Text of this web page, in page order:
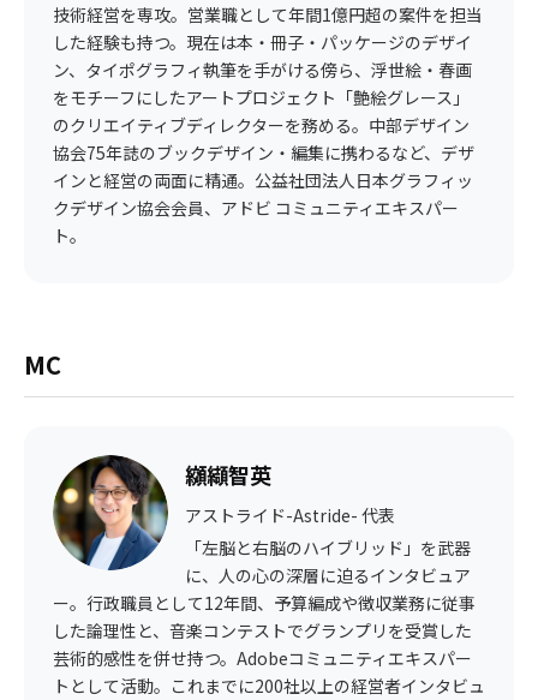
技術経営を専攻。営業職として年間1億円超の案件を担当
した経験も持つ。現在は本・冊子・パッケージのデザイ
ン、タイポグラフィ執筆を手がける傍ら、浮世絵・春画
をモチーフにしたアートプロジェクト「艶絵グレース」
のクリエイティブディレクターを務める。中部デザイン
協会75年誌のブックデザイン・編集に携わるなど、デザ
インと経営の両面に精通。公益社団法人日本グラフィッ
クデザイン協会会員、アドビ コミュニティエキスパー
ト。
MC
纐纈智英
アストライド-Astride- 代表
「左脳と右脳のハイブリッド」を武器
に、人の心の深層に迫るインタビュア
ー。行政職員として12年間、予算編成や徴収業務に従事
した論理性と、音楽コンテストでグランプリを受賞した
芸術的感性を併せ持つ。Adobeコミュニティエキスパー
トとして活動。これまでに200社以上の経営者インタビュ